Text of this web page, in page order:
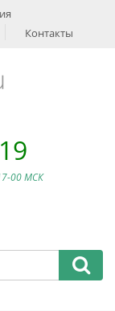
Контакты
00 МСК